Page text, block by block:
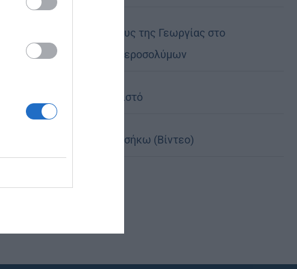
Ο νέος Πρέσβυς της Γεωργίας στο
Πατριαρχείο Ιεροσολύμων
Χωρίς τον Χριστό
Κι αν έπεσες, σήκω (Βίντεο)